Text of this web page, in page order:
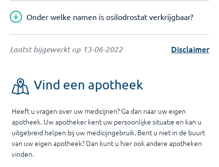
Onder welke namen is osilodrostat verkrijgbaar?
Laatst bijgewerkt op 13-06-2022 Disclaimer
Vind een apotheek
Heeft u vragen over uw medicijnen? Ga dan naar uw eigen
apotheek. Uw apotheker kent uw persoonlijke situatie en kan u
uitgebreid helpen bij uw medicijngebruik. Bent u niet in de buurt
van uw eigen apotheek? Dan kunt u hier ook andere apotheken
vinden.